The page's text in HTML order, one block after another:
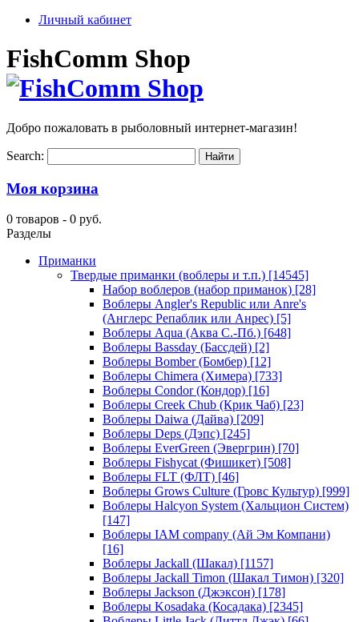
Личный кабинет
FishComm Shop
Добро пожаловать в рыболовный интернет-магазин!
Search:
Моя корзина
0 товаров - 0 руб.
Разделы
Приманки
Твердые приманки (воблеры и т.п.) [14545]
Набор воблеров (набор приманок) [28]
Воблеры Angler's Republic или Anre's
(Англерс Репаблик или Анрес) [5]
Воблеры Aqua (Аква С.-Пб.) [648]
Воблеры Bassday (Бассдей) [2]
Воблеры Bomber (Бомбер) [12]
Воблеры Chimera (Химера) [733]
Воблеры Condor (Кондор) [16]
Воблеры Creek Chub (Крик Чаб) [23]
Воблеры Daiwa (Дайва) [209]
Воблеры Deps (Дэпс) [245]
Воблеры EverGreen (Эвергрин) [70]
Воблеры Fishycat (Фишикет) [508]
Воблеры FLT (ФЛТ) [46]
Воблеры Grows Culture (Гровс Культур) [999]
Воблеры Halcyon System (Хальцион Систем)
[147]
Воблеры IAM company (Ай Эм Компани)
[16]
Воблеры Jackall (Шакал) [1157]
Воблеры Jackall Timon (Шакал Тимон) [320]
Воблеры Jackson (Джэксон) [178]
Воблеры Kosadaka (Косадака) [2345]